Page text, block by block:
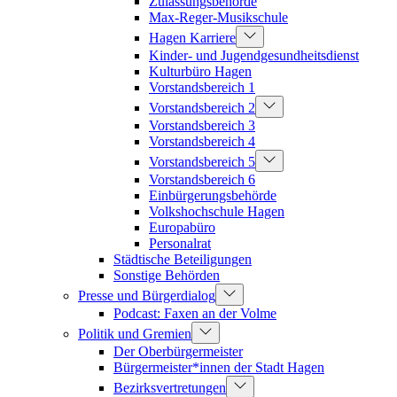
Max-Reger-Musikschule
Hagen Karriere
Kinder- und Jugendgesundheitsdienst
Kulturbüro Hagen
Vorstandsbereich 1
Vorstandsbereich 2
Vorstandsbereich 3
Vorstandsbereich 4
Vorstandsbereich 5
Vorstandsbereich 6
Einbürgerungsbehörde
Volkshochschule Hagen
Europabüro
Personalrat
Städtische Beteiligungen
Sonstige Behörden
Presse und Bürgerdialog
Podcast: Faxen an der Volme
Politik und Gremien
Der Oberbürgermeister
Bürgermeister*innen der Stadt Hagen
Bezirksvertretungen